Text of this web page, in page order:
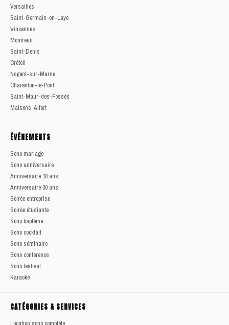
Versailles
Saint-Germain-en-Laye
Vincennes
Montreuil
Saint-Denis
Créteil
Nogent-sur-Marne
Charenton-le-Pont
Saint-Maur-des-Fossés
Maisons-Alfort
ÉVÉNEMENTS
Sono mariage
Sono anniversaire
Anniversaire 18 ans
Anniversaire 30 ans
Soirée entreprise
Soirée étudiante
Sono baptême
Sono cocktail
Sono séminaire
Sono conférence
Sono festival
Karaoké
CATÉGORIES & SERVICES